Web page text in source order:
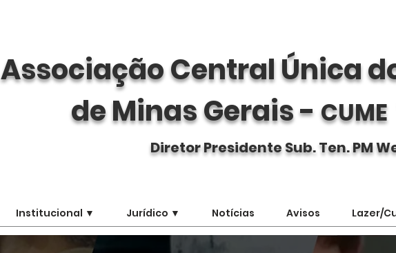
Associação Central Única
de Minas Gerais -
Diretor Presidente Sub. Ten. PM
Institucional ▼ Jurídico ▼ Notícias Avisos Lazer/